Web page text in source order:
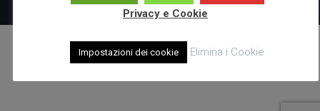
Privacy e Cookie
Impostazioni dei cookie Elimina i Cookie